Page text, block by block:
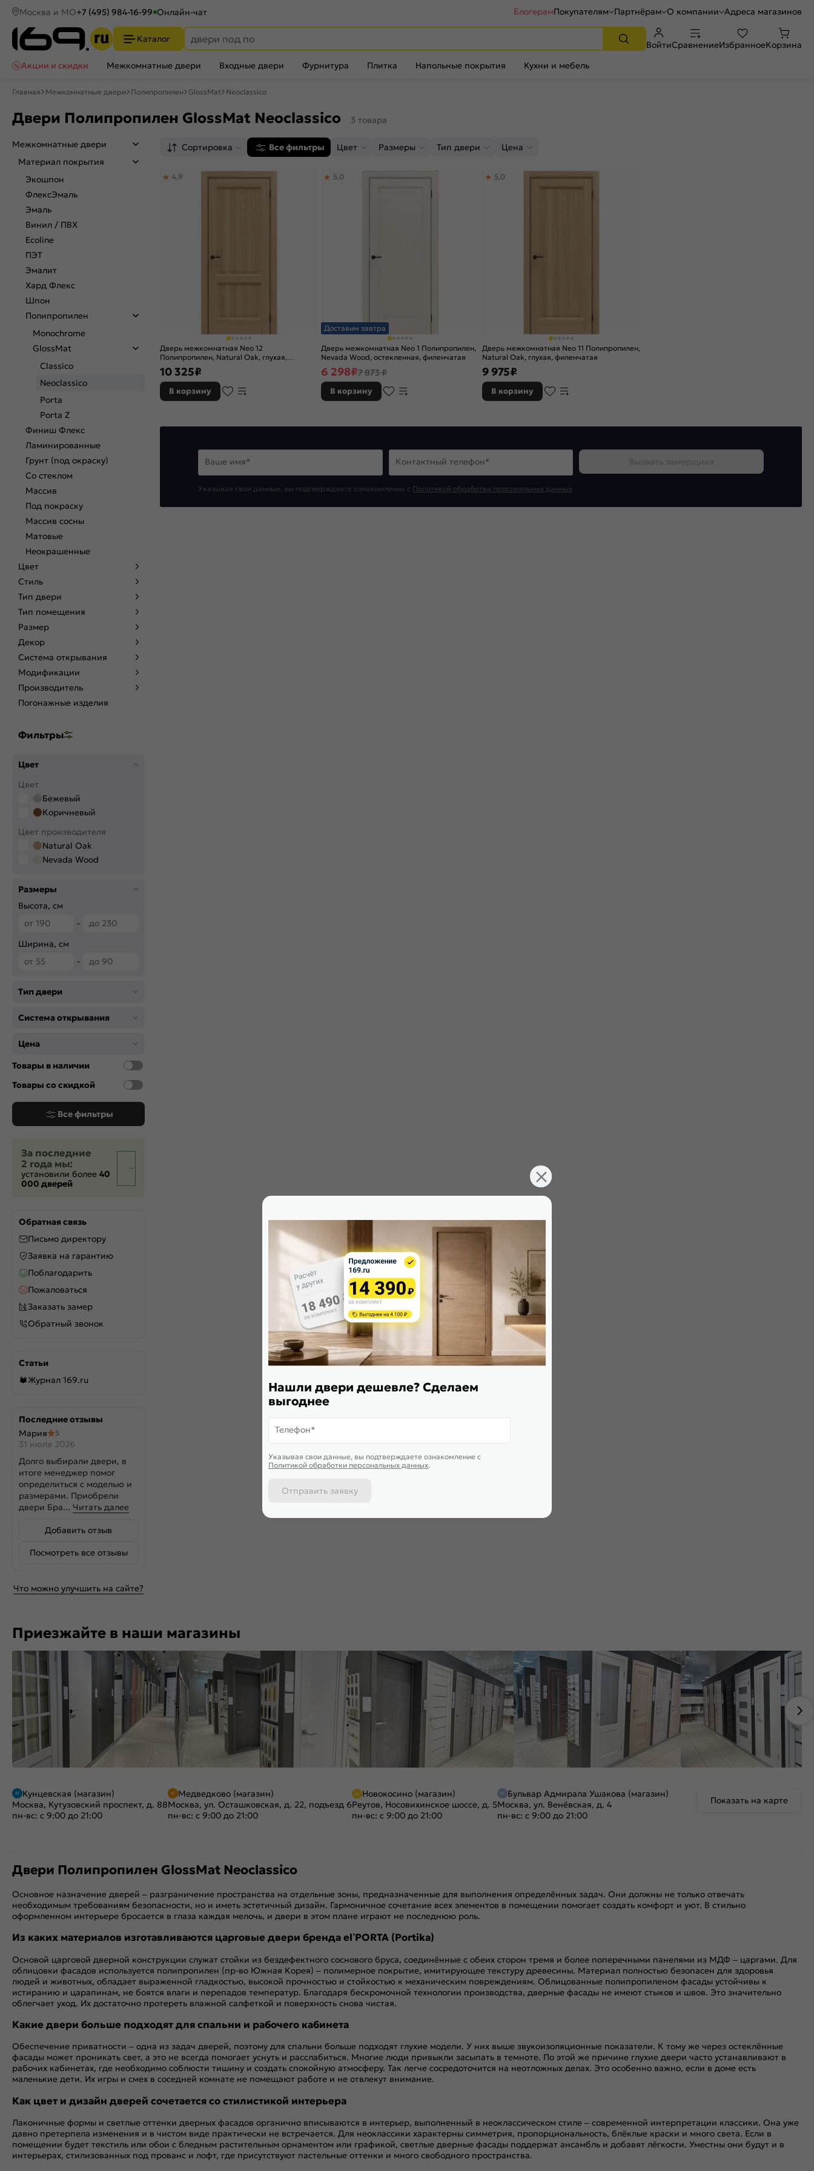
Москва и МО+7 (495) 984-16-99 Онлайн-чат БлогерамПокупателям Партнёрам О компании Адреса магазинов
Каталог
ВойтиСравнениеИзбранноеКорзина
Акции и скидки
Межкомнатные двери Входные двери Фурнитура Плитка Напольные покрытия Кухни и мебель
Главная Межкомнатные двери Полипропилен GlossMat Neoclassico
Двери Полипропилен GlossMat Neoclassico 3 товара
Межкомнатные двери
Материал покрытия
Экошпон
ФлексЭмаль
Эмаль
Винил / ПВХ
Ecoline
ПЭТ
Эмалит
Хард Флекс
Шпон
Полипропилен
Monochrome
GlossMat
Classico
Neoclassico
Porta
Porta Z
Финиш Флекс
Ламинированные
Грунт (под окраску)
Со стеклом
Массив
Под покраску
Массив сосны
Матовые
Неокрашенные
Цвет
Стиль
Тип двери
Тип помещения
Размер
Декор
Система открывания
Модификации
Производитель
Погонажные изделия
Фильтры
Цвет
Цвет
Бежевый
Коричневый
Цвет производителя
Natural Oak
Nevada Wood
Размеры
Высота, см
-
Ширина, см
-
Тип двери
Система открывания
Цена
Товары в наличии
Товары со скидкой
Все фильтры
За последние
2 года мы:
установили более 40
000 дверей
Обратная связь
Письмо директору
Заявка на гарантию
Поблагодарить
Пожаловаться
Заказать замер
Обратный звонок
Статьи
Журнал 169.ru
Последние отзывы
Мария
5
31 июля 2026
Долго выбирали двери, в
итоге менеджер помог
определиться с моделью и
размерами. Приобрели
двери Бра... Читать далее
Добавить отзыв
Посмотреть все отзывы
Что можно улучшить на сайте?
Сортировка Все фильтры Цвет Размеры Тип двери Цена
Дверь межкомнатная Neo 12
Полипропилен, Natural Oak, глухая,
филенчатая
4,9
10 325₽
В корзину
Доставим завтра
Дверь межкомнатная Neo 1 Полипропилен,
Nevada Wood, остекленная, филенчатая
5,0
6 298₽7 873 ₽
В корзину
Дверь межкомнатная Neo 11 Полипропилен,
Natural Oak, глухая, филенчатая
5,0
9 975₽
В корзину
Ваше имя* Контактный телефон* Вызвать замерщика
Указывая свои данные, вы подтверждаете ознакомление c Политикой обработки персональных данных
Приезжайте в наши магазины
Кунцевская (магазин)
Москва, Кутузовский проспект, д. 88
пн-вс: с 9:00 до 21:00
Медведково (магазин)
Москва, ул. Осташковская, д. 22, подъезд 6
пн-вс: с 9:00 до 21:00
Новокосино (магазин)
Реутов, Носовихинское шоссе, д. 5
пн-вс: с 9:00 до 21:00
Бульвар Адмирала Ушакова (магазин)
Москва, ул. Венёвская, д. 4
пн-вс: с 9:00 до 21:00
Показать на карте
Двери Полипропилен GlossMat Neoclassico
Основное назначение дверей – разграничение пространства на отдельные зоны, предназначенные для выполнения определённых задач. Они должны не только отвечать
необходимым требованиям безопасности, но и иметь эстетичный дизайн. Гармоничное сочетание всех элементов в помещении помогает создать комфорт и уют. В стильно
оформленном интерьере бросается в глаза каждая мелочь, и двери в этом плане играют не последнюю роль.
Из каких материалов изготавливаются царговые двери бренда el’PORTA (Portika)
Основой царговой дверной конструкции служат стойки из бездефектного соснового бруса, соединённые с обеих сторон тремя и более поперечными панелями из МДФ – царгами. Для
облицовки фасадов используется полипропилен (пр-во Южная Корея) – полимерное покрытие, имитирующее текстуру древесины. Материал полностью безопасен для здоровья
людей и животных, обладает выраженной гладкостью, высокой прочностью и стойкостью к механическим повреждениям. Облицованные полипропиленом фасады устойчивы к
истиранию и царапинам, не боятся влаги и перепадов температур. Благодаря бескромочной технологии производства, дверные фасады не имеют стыков и швов. Это значительно
облегчает уход. Их достаточно протереть влажной салфеткой и поверхность снова чистая.
Какие двери больше подходят для спальни и рабочего кабинета
Обеспечение приватности – одна из задач дверей, поэтому для спальни больше подходят глухие модели. У них выше звукоизоляционные показатели. К тому же через остеклённые
фасады может проникать свет, а это не всегда помогает уснуть и расслабиться. Многие люди привыкли засыпать в темноте. По этой же причине глухие двери часто устанавливают в
рабочих кабинетах, где необходимо соблюсти тишину и создать спокойную атмосферу. Так легче сосредоточится на неотложных делах. Это особенно важно, если в доме есть
маленькие дети. Их игры и смех в соседней комнате не помещают работе и не отвлекут внимание.
Как цвет и дизайн дверей сочетается со стилистикой интерьера
Лаконичные формы и светлые оттенки дверных фасадов органично вписываются в интерьер, выполненный в неоклассическом стиле – современной интерпретации классики. Она уже
давно претерпела изменения и в чистом виде практически не встречается. Для неоклассики характерны симметрия, пропорциональность, блёклые краски и много света. Если в
помещении будет текстиль или обои с бледным растительным орнаментом или графикой, светлые дверные фасады поддержат ансамбль и добавят лёгкости. Уместны они будут и в
интерьерах, стилизованных под прованс и лофт, где присутствуют пастельные оттенки и много свободного пространства.
Нашли двери дешевле? Сделаем
выгоднее
Телефон*
Указывая свои данные, вы подтверждаете ознакомление c
Политикой обработки персональных данных.
Отправить заявку